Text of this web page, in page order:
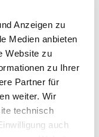
Anzeigen zu
Medien anbieten
Website zu
zu Ihrer
Partner für
weiter. Wir
technisch
auch